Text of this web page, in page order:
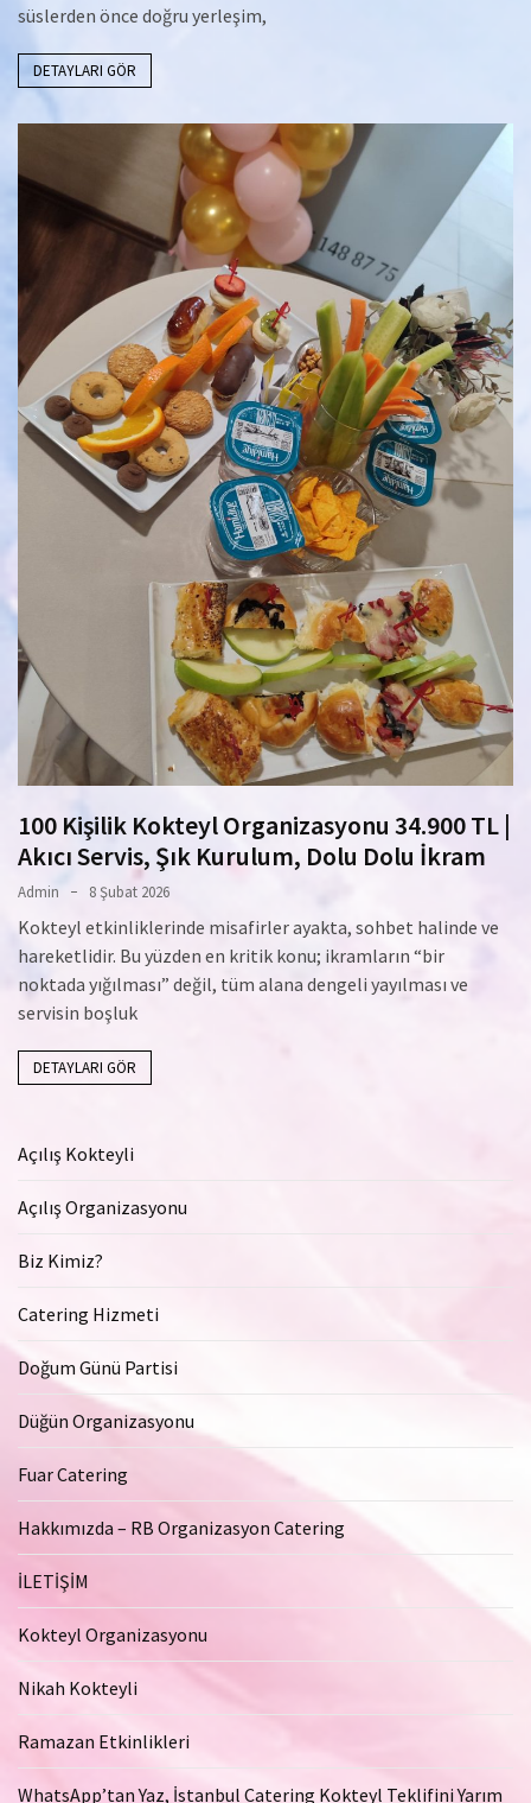
süslerden önce doğru yerleşim,
DETAYLARI GÖR
100 Kişilik Kokteyl Organizasyonu 34.900 TL |
Akıcı Servis, Şık Kurulum, Dolu Dolu İkram
Admin 8 Şubat 2026
Kokteyl etkinliklerinde misafirler ayakta, sohbet halinde ve
hareketlidir. Bu yüzden en kritik konu; ikramların “bir
noktada yığılması” değil, tüm alana dengeli yayılması ve
servisin boşluk
DETAYLARI GÖR
Açılış Kokteyli
Açılış Organizasyonu
Biz Kimiz?
Catering Hizmeti
Doğum Günü Partisi
Düğün Organizasyonu
Fuar Catering
Hakkımızda – RB Organizasyon Catering
İLETİŞİM
Kokteyl Organizasyonu
Nikah Kokteyli
Ramazan Etkinlikleri
WhatsApp’tan Yaz, İstanbul Catering Kokteyl Teklifini Yarım